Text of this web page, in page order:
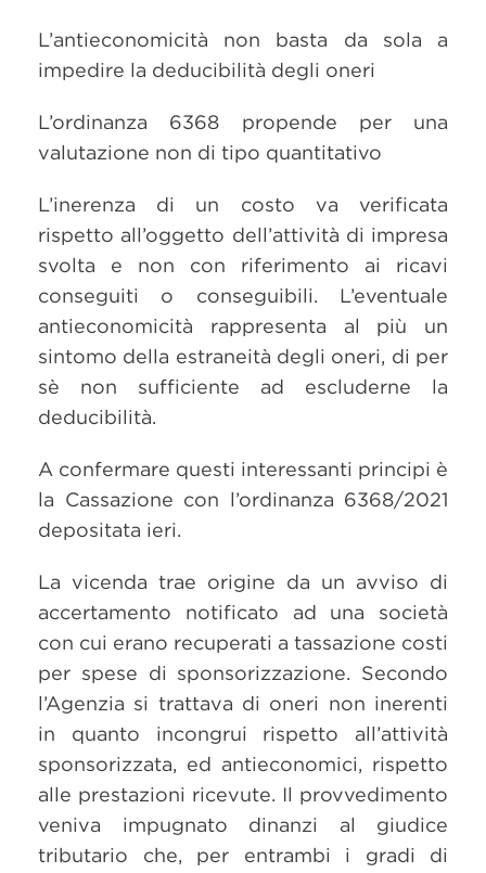
L’antieconomicità non basta da sola a
impedire la deducibilità degli oneri
L’ordinanza 6368 propende per una
valutazione non di tipo quantitativo
L’inerenza di un costo va verificata
rispetto all’oggetto dell’attività di impresa
svolta e non con riferimento ai ricavi
conseguiti o conseguibili. L’eventuale
antieconomicità rappresenta al più un
sintomo della estraneità degli oneri, di per
sè non sufficiente ad escluderne la
deducibilità.
A confermare questi interessanti principi è
la Cassazione con l’ordinanza 6368/2021
depositata ieri.
La vicenda trae origine da un avviso di
accertamento notificato ad una società
con cui erano recuperati a tassazione costi
per spese di sponsorizzazione. Secondo
l’Agenzia si trattava di oneri non inerenti
in quanto incongrui rispetto all’attività
sponsorizzata, ed antieconomici, rispetto
alle prestazioni ricevute. Il provvedimento
veniva impugnato dinanzi al giudice
tributario che, per entrambi i gradi di